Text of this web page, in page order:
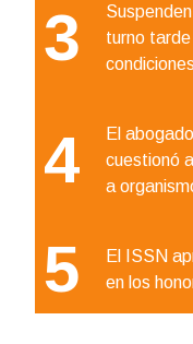
3
turno
4
El
cuestionó
a
5
El ISSN
en los